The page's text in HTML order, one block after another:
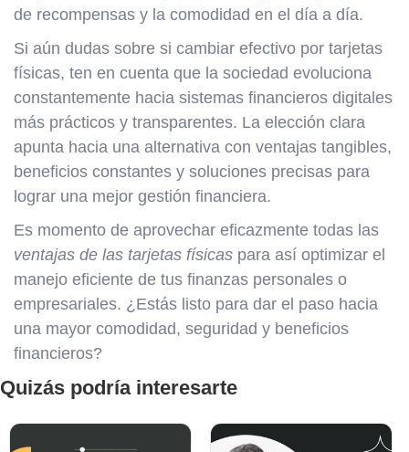
de recompensas y la comodidad en el día a día.
Si aún dudas sobre si cambiar efectivo por tarjetas
físicas, ten en cuenta que la sociedad evoluciona
constantemente hacia sistemas financieros digitales
más prácticos y transparentes. La elección clara
apunta hacia una alternativa con ventajas tangibles,
beneficios constantes y soluciones precisas para
lograr una mejor gestión financiera.
Es momento de aprovechar eficazmente todas las
ventajas de las tarjetas físicas para así optimizar el
manejo eficiente de tus finanzas personales o
empresariales. ¿Estás listo para dar el paso hacia
una mayor comodidad, seguridad y beneficios
financieros?
Quizás podría interesarte